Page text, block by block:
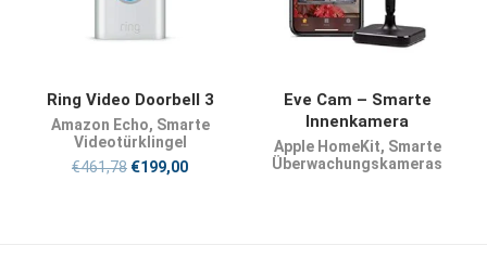
JETZT KAUFEN
Ring Video Doorbell 3
Amazon Echo, Smarte
Videotürklingel
€461,78 €199,00
PRODUKT KAUFEN
Eve Cam – Smarte
Innenkamera
Apple HomeKit, Smarte
Überwachungskameras